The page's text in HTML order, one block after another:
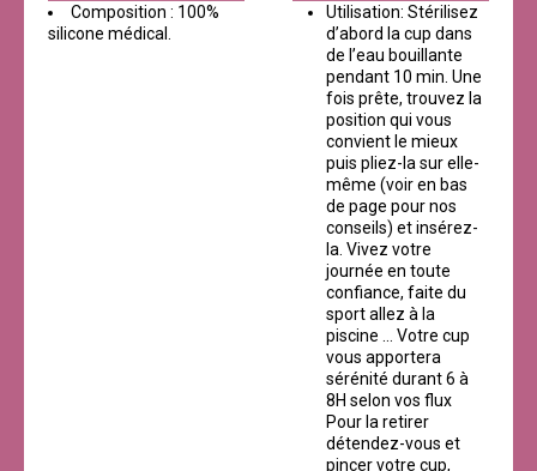
Composition : 100%
silicone médical.
Utilisation: Stérilisez
d’abord la cup dans
de l’eau bouillante
pendant 10 min. Une
fois prête, trouvez la
position qui vous
convient le mieux
puis pliez-la sur elle-
même (voir en bas
de page pour nos
conseils) et insérez-
la. Vivez votre
journée en toute
confiance, faite du
sport allez à la
piscine … Votre cup
vous apportera
sérénité durant 6 à
8H selon vos flux
Pour la retirer
détendez-vous et
pincer votre cup,